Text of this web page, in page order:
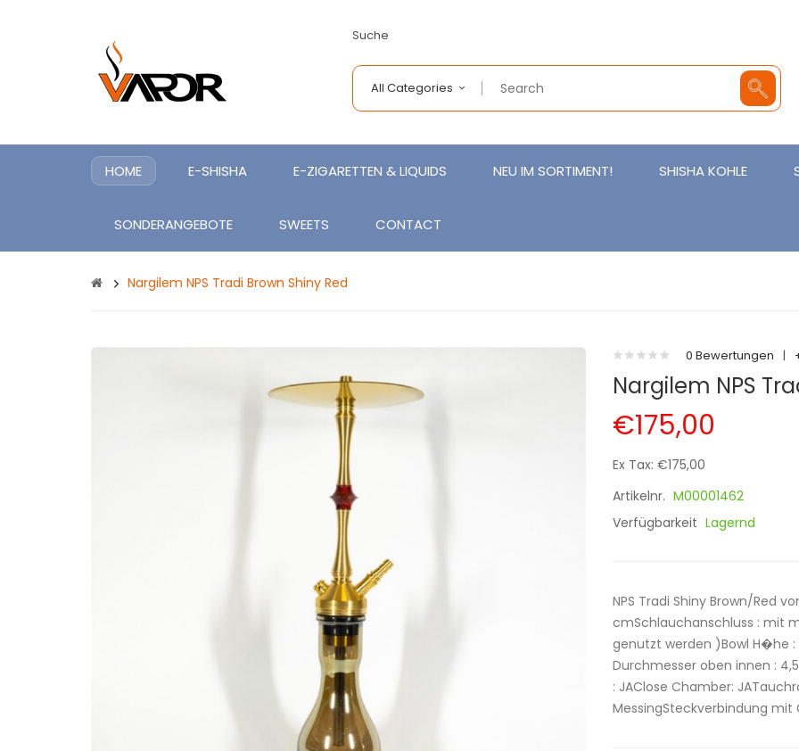
Suche
All Categories
HOME E-SHISHA E-ZIGARETTEN & LIQUIDS NEU IM SORTIMENT! SHISHA KOHLE
SONDERANGEBOTE SWEETS CONTACT
Nargilem NPS Tradi Brown Shiny Red
0 Bewertungen |
Nargilem NPS
€175,00
Ex Tax: €175,00
Artikelnr. M00001462
Verfügbarkeit Lagernd
NPS Tradi Shiny Brown/Red
cmSchlauchanschluss : mit
genutzt werden )Bowl H�he :
Durchmesser oben innen :
: JAClose Chamber:
MessingSteckverbindung mit